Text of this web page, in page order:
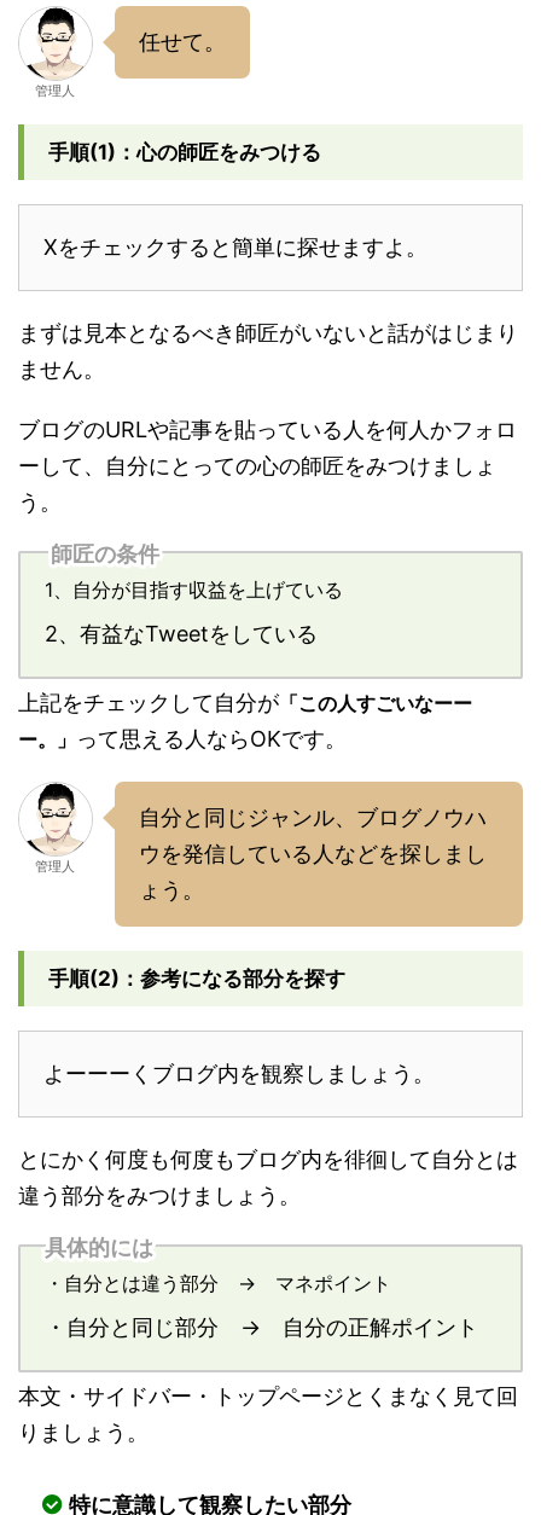
管理人
任せて。
手順(1)：心の師匠をみつける
Xをチェックすると簡単に探せますよ。
まずは見本となるべき師匠がいないと話がはじまり
ません。
ブログのURLや記事を貼っている人を何人かフォロ
ーして、自分にとっての心の師匠をみつけましょ
う。
師匠の条件
1、自分が目指す収益を上げている
2、有益なTweetをしている
上記をチェックして自分が 「この人すごいなーー
ー。」 って思える人ならOKです。
管理人
自分と同じジャンル、ブログノウハ
ウを発信している人などを探しまし
ょう。
手順(2)：参考になる部分を探す
よーーーくブログ内を観察しましょう。
とにかく何度も何度もブログ内を徘徊して自分とは
違う部分をみつけましょう。
具体的には
・自分とは違う部分 → マネポイント
・自分と同じ部分 → 自分の正解ポイント
本文・サイドバー・トップページとくまなく見て回
りましょう。
特に意識して観察したい部分